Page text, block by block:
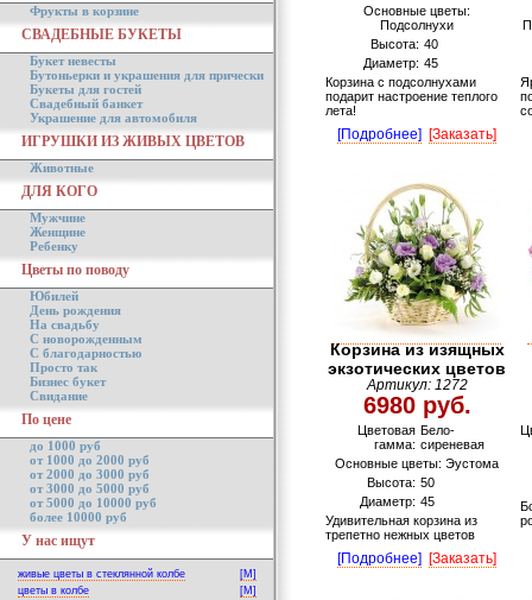
Фрукты в корзине
СВАДЕБНЫЕ БУКЕТЫ
Букет невесты
Бутоньерки и украшения для прически
Букеты для гостей
Свадебный банкет
Украшение для автомобиля
ИГРУШКИ ИЗ ЖИВЫХ ЦВЕТОВ
Животные
ДЛЯ КОГО
Мужчине
Женщине
Ребенку
Цветы по поводу
Юбилей
День рождения
На свадьбу
С новорожденным
С благодарностью
Просто так
Бизнес букет
Свидание
По цене
до 1000 руб
от 1000 до 2000 руб
от 2000 до 3000 руб
от 3000 до 5000 руб
от 5000 до 10000 руб
более 10000 руб
У нас ищут
живые цветы в стеклянной колбе
[M]
цветы в колбе
[M]
Основные цветы:
Подсолнухи
Высота: 40
Диаметр: 45
Корзина с подсолнухами
подарит настроение теплого
лета!
[Подробнее] [Заказать]
Корзина из изящных
экзотических цветов
Артикул: 1272
6980 руб.
Цветовая
гамма:
Бело-
сиреневая
Основные цветы: Эустома
Высота: 50
Диаметр: 45
Удивительная корзина из
трепетно нежных цветов
[Подробнее] [Заказать]